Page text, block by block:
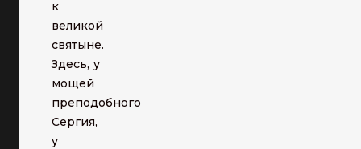
к
великой
святыне.
Здесь, у
мощей
преподобного
Сергия,
у